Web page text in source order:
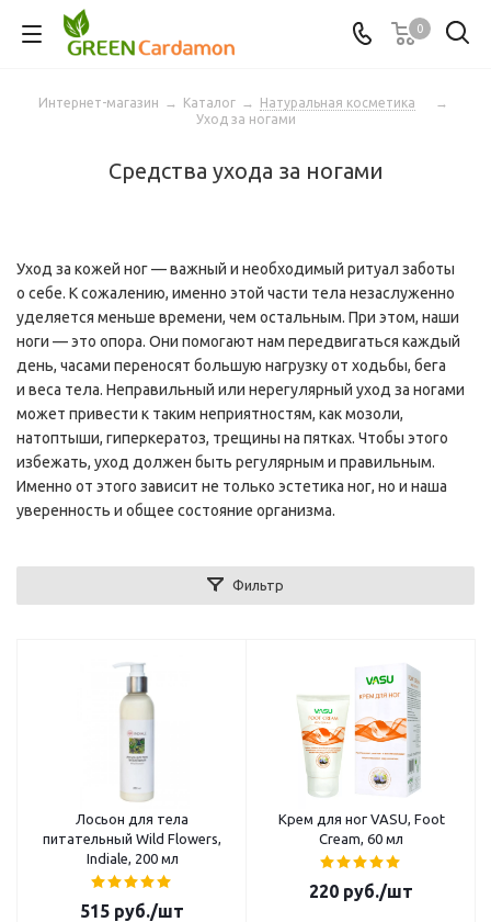
0
Интернет-магазин → Каталог → Натуральная косметика
→
Уход за ногами
Средства ухода за ногами
Уход за кожей ног — важный и необходимый ритуал заботы
о себе. К сожалению, именно этой части тела незаслуженно
уделяется меньше времени, чем остальным. При этом, наши
ноги — это опора. Они помогают нам передвигаться каждый
день, часами переносят большую нагрузку от ходьбы, бега
и веса тела. Неправильный или нерегулярный уход за ногами
может привести к таким неприятностям, как мозоли,
натоптыши, гиперкератоз, трещины на пятках. Чтобы этого
избежать, уход должен быть регулярным и правильным.
Именно от этого зависит не только эстетика ног, но и наша
уверенность и общее состояние организма.
Фильтр
Лосьон для тела
питательный Wild Flowers,
Indiale, 200 мл
515 руб./шт
Крем для ног VASU, Foot
Cream, 60 мл
220 руб./шт